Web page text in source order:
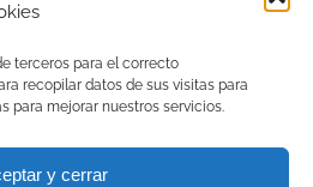
terceros para el correcto
recopilar datos de sus visitas para
para mejorar nuestros servicios.
y cerrar